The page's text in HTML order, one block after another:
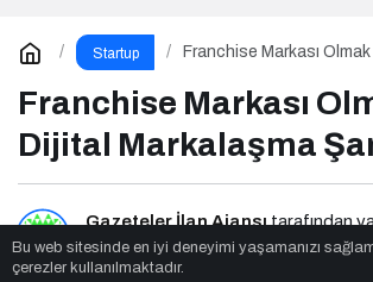
Startup
Franchise Markası
Franchise Markası
Dijital Markalaşma
Gazeteler İlan Ajansıtarafından
2dk, 58sn
Bu web sitesinde en iyi deneyimi yaşamanızı
çerezler kullanılmaktadır.